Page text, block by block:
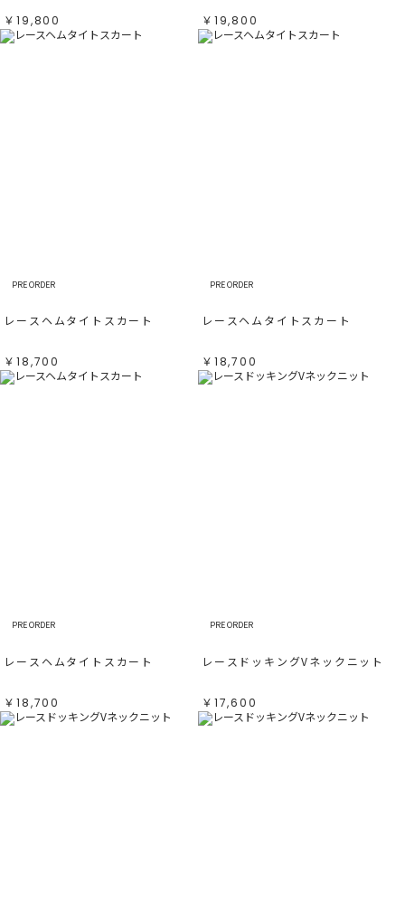
￥19,800 ￥19,800
PRE ORDER
レースヘムタイトスカート
￥18,700
PRE ORDER
レースヘムタイトスカート
￥18,700
PRE ORDER
レースヘムタイトスカート
￥18,700
PRE ORDER
レースドッキングVネックニット
￥17,600